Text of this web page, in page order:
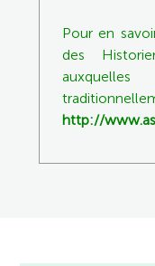
Pour en
des
http://